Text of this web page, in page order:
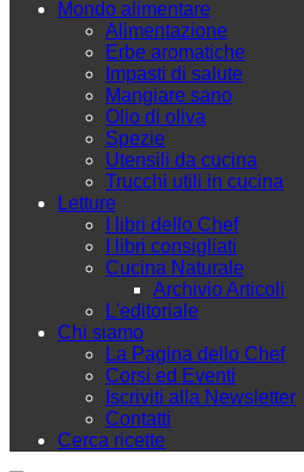
Mondo alimentare
Alimentazione
Erbe aromatiche
Impasti di salute
Mangiare sano
Olio di oliva
Spezie
Utensili da cucina
Trucchi utili in cucina
Letture
I libri dello Chef
I libri consigliati
Cucina Naturale
Archivio Articoli
L'editoriale
Chi siamo
La Pagina dello Chef
Corsi ed Eventi
Iscriviti alla Newsletter
Contatti
Cerca ricette